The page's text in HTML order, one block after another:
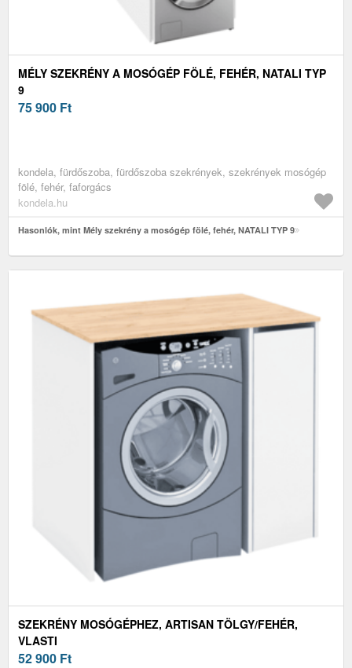
MÉLY SZEKRÉNY A MOSÓGÉP FÖLÉ, FEHÉR, NATALI TYP
9
75 900 Ft
kondela, fürdőszoba, fürdőszoba szekrények, szekrények mosógép
fölé, fehér, faforgács
kondela.hu
Hasonlók, mint Mély szekrény a mosógép fölé, fehér, NATALI TYP 9
SZEKRÉNY MOSÓGÉPHEZ, ARTISAN TÖLGY/FEHÉR,
VLASTI
52 900 Ft